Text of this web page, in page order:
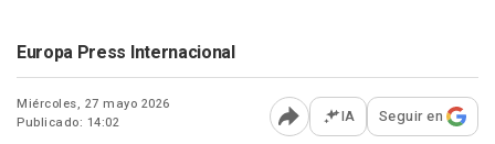
Europa Press Internacional
Miércoles, 27 mayo 2026
Publicado: 14:02
Abrir opciones para
IA Seguir en